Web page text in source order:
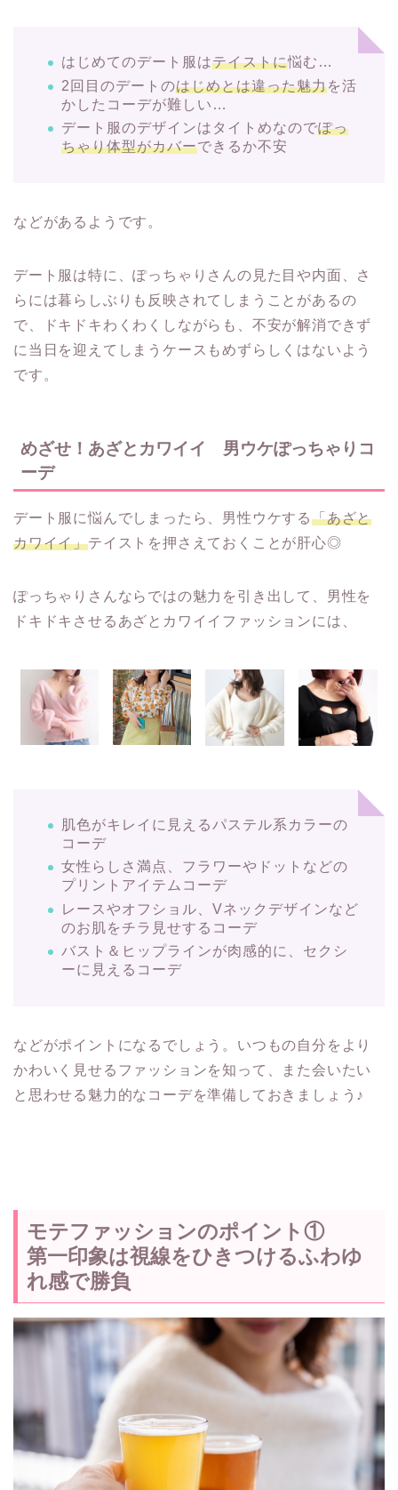
はじめてのデート服はテイストに悩む…
2回目のデートのはじめとは違った魅力を活
かしたコーデが難しい…
デート服のデザインはタイトめなのでぽっ
ちゃり体型がカバーできるか不安
などがあるようです。
デート服は特に、ぽっちゃりさんの見た目や内面、さ
らには暮らしぶりも反映されてしまうことがあるの
で、ドキドキわくわくしながらも、不安が解消できず
に当日を迎えてしまうケースもめずらしくはないよう
です。
めざせ！あざとカワイイ 男ウケぽっちゃりコ
ーデ
デート服に悩んでしまったら、男性ウケする「あざと
カワイイ」テイストを押さえておくことが肝心◎
ぽっちゃりさんならではの魅力を引き出して、男性を
ドキドキさせるあざとカワイイファッションには、
肌色がキレイに見えるパステル系カラーの
コーデ
女性らしさ満点、フラワーやドットなどの
プリントアイテムコーデ
レースやオフショル、Vネックデザインなど
のお肌をチラ見せするコーデ
バスト＆ヒップラインが肉感的に、セクシ
ーに見えるコーデ
などがポイントになるでしょう。いつもの自分をより
かわいく見せるファッションを知って、また会いたい
と思わせる魅力的なコーデを準備しておきましょう♪
モテファッションのポイント①
第一印象は視線をひきつけるふわゆ
れ感で勝負